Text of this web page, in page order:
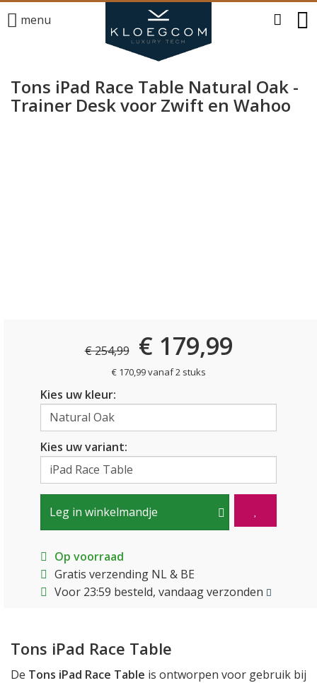
menu
Tons iPad Race Table Natural Oak -
Trainer Desk voor Zwift en Wahoo
€ 254,99 € 179,99
€ 170,99 vanaf 2 stuks
Kies uw kleur:
Kies uw variant:
Leg in winkelmandje
Op voorraad
Gratis verzending NL & BE
Voor 23:59 besteld, vandaag verzonden
Tons iPad Race Table
De Tons iPad Race Table is ontworpen voor gebruik bij